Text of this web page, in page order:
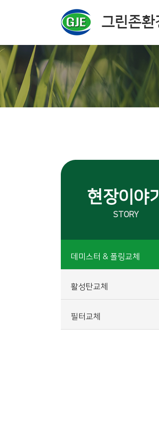
현장이야기
STORY
데미스터 & 폴링교체
활성탄교체
필터교체